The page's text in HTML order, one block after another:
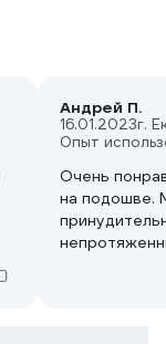
Андрей П.
16.01.2023г.
Опыт
Очень
на подошве.